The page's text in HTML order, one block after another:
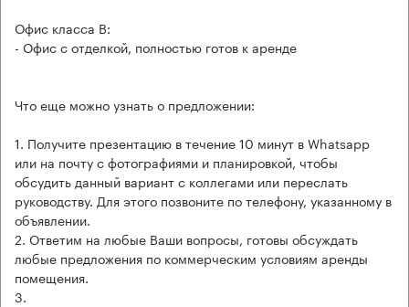
Офис класса B:
- Офис с отделкой, полностью готов к аренде
Что еще можно узнать о предложении:
1. Получите презентацию в течение 10 минут в Whatsapp
или на почту с фотографиями и планировкой, чтобы
обсудить данный вариант с коллегами или переслать
руководству. Для этого позвоните по телефону, указанному в
объявлении.
2. Ответим на любые Ваши вопросы, готовы обсуждать
любые предложения по коммерческим условиям аренды
помещения.
3.